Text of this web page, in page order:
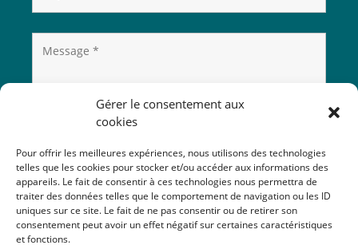
Gérer le consentement aux
cookies
Pour offrir les meilleures expériences, nous utilisons des technologies
telles que les cookies pour stocker et/ou accéder aux informations des
appareils. Le fait de consentir à ces technologies nous permettra de
traiter des données telles que le comportement de navigation ou les ID
uniques sur ce site. Le fait de ne pas consentir ou de retirer son
consentement peut avoir un effet négatif sur certaines caractéristiques
et fonctions.